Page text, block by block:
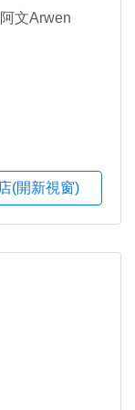
文Arwen
(開新視窗)